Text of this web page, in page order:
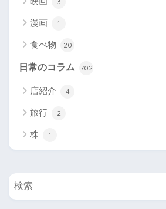
漫画 1
食べ物 20
日常のコラム 702
店紹介 4
旅行 2
株 1